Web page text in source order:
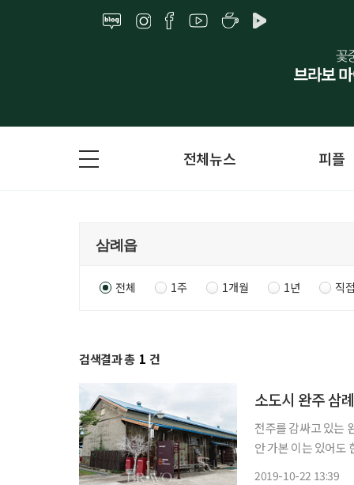
전체뉴스 피플
전체 1주 1개월 1년 직
검색결과 총 1 건
소도시 완주 삼
전주를 감싸고 있는
안 가본 이는 있어도
2019-10-22 13:39